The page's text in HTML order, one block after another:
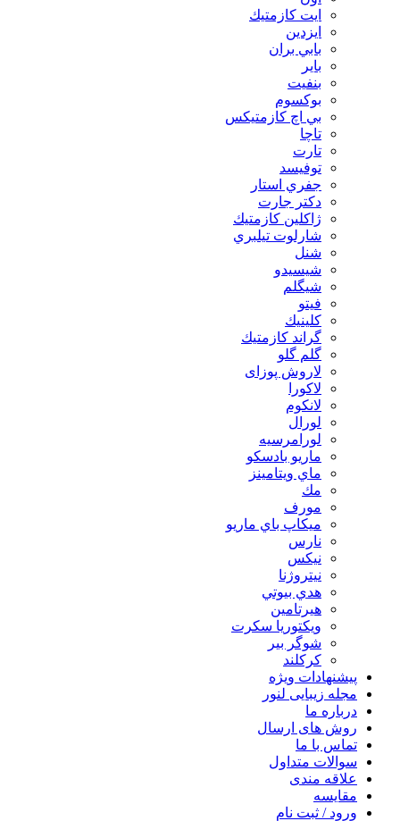
ايت كازمتيك
ايزدين
بابي بران
بایر
بنفيت
بوكسوم
بي اچ كازمتيكس
تاچا
تارت
توفيسد
جفري استار
دكتر جارت
ژاكلين كازمتيك
شارلوت تيلبري
شنل
شيسيدو
شیگلم
فيتو
كلينيك
گراند كازمتيك
گلم گلو
لاروش پوزای
لاكورا
لانكوم
لورال
لورامرسيه
ماريو بادسكو
ماي ويتامينز
مك
مورف
ميكاپ باي ماريو
نارس
نيكس
نیتروژنا
هدي بيوتي
هیرتامین
ویکتوریا سکرت
شوگر بير
کرکلند
پیشنهادات ویژه
مجله زیبایی لنور
درباره ما
روش های ارسال
تماس با ما
سوالات متداول
علاقه مندی
مقایسه
ورود / ثبت نام